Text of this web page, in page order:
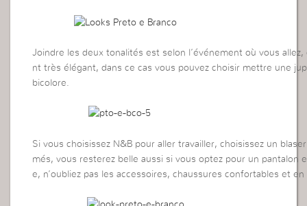
Joindre les deux tonalités est selon l’événement où vous
nt très élégant, dans ce cas vous pouvez choisir mettre une
bicolore.
Si vous choisissez N&B pour aller travailler, choisissez un
més, vous resterez belle aussi si vous optez pour un pantalon
e, n’oubliez pas les accessoires, chaussures confortables et